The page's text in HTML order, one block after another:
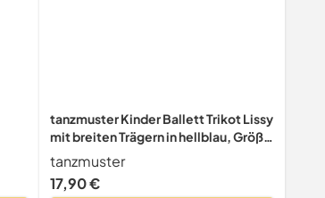
tanzmuster Kinder Ballett Trikot Lissy
mit breiten Trägern in hellblau, Größe
104/110
tanzmuster
17,90 €